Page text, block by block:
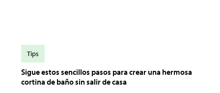
Sigue estos sencillos pasos para crear una hermosa
cortina de baño sin salir de casa
Tips